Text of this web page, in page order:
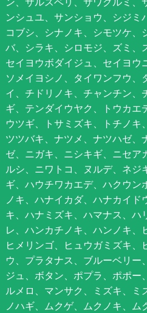
ンシュユ、サンショウ、シジ
コブシ、シナノキ、シモツケ、
バ、シラキ、シロモジ、ズミ、
セイヨウボダイジュ、セイヨウ
ソメイヨシノ、タイワンフウ、
イ、チドリノキ、チャンチン、
ギ、テンダイウヤク、トウカエ
ウツギ、トサミズキ、トチノキ
ツツバキ、ナツメ、ナツハゼ、
ゼ、ニガキ、ニシキギ、ニセア
ルシ、ニワトコ、ヌルデ、ネジ
ギ、ハウチワカエデ、ハクウン
ノキ、ハナイカダ、ハナカイド
キ、ハナミズキ、ハマナス、ハ
レ、ハンカチノキ、ハンノキ、
ヒメリンゴ、ヒュウガミズキ、
ウ、プラタナス、ブルーベリー
ジュ、ボタン、ポプラ、ポポー
ルメロ、マンサク、ミズキ、ミ
ノハギ、ムクゲ、ムクノキ、ム